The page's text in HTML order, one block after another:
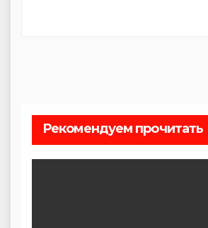
Рекомендуем прочитать